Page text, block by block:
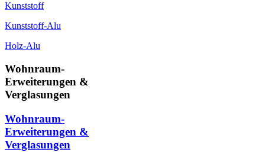
Kunststoff
Kunststoff-Alu
Holz-Alu
Wohnraum-
Erweiterungen &
Verglasungen
Wohnraum-
Erweiterungen &
Verglasungen